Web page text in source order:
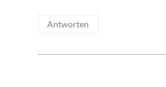
Antworten